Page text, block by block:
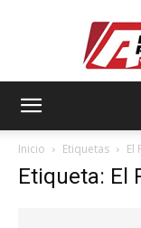
Inicio Etiquetas El
Etiqueta: El